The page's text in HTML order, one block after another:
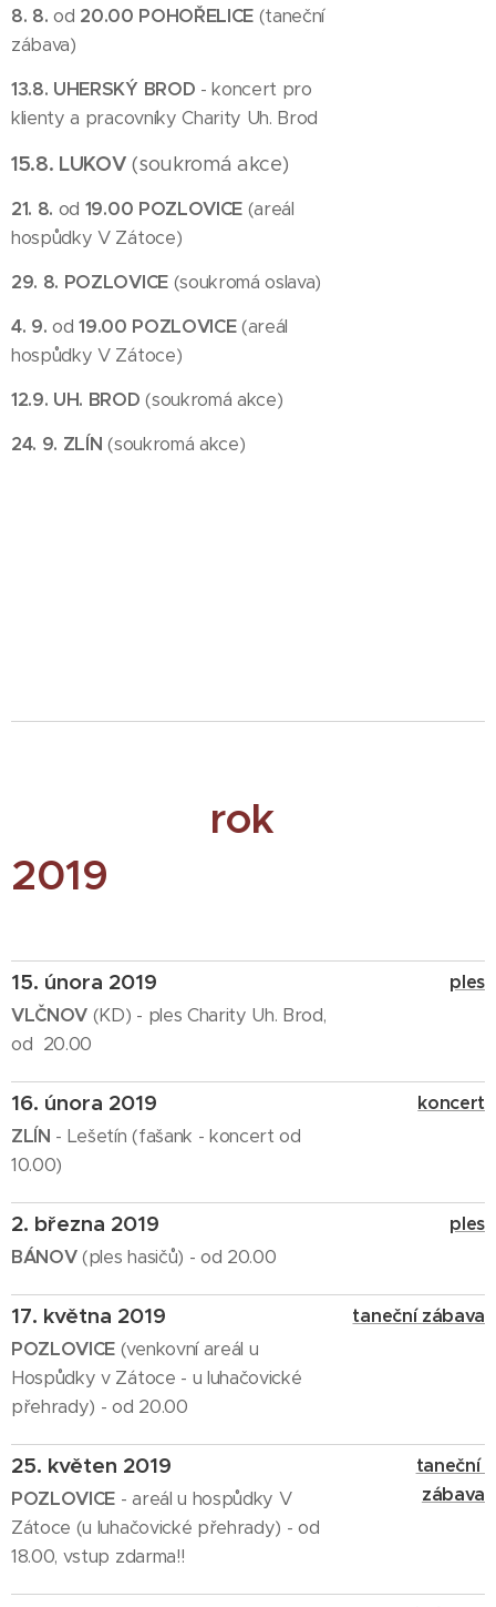
8. 8.od 20.00 POHOŘELICE (taneční
zábava)
13.8. UHERSKÝ BROD - koncert pro
klienty a pracovníky Charity Uh. Brod
15.8. LUKOV (soukromá akce)
21. 8. od 19.00 POZLOVICE (areál
hospůdky V Zátoce)
29. 8. POZLOVICE (soukromá oslava)
4. 9.od 19.00 POZLOVICE(areál
hospůdky V Zátoce)
12.9. UH. BROD (soukromá akce)
24. 9. ZLÍN (soukromá akce)
rok
2019
15. února 2019
VLČNOV (KD) - ples Charity Uh. Brod,
od 20.00
ples
16. února 2019
ZLÍN - Lešetín (fašank - koncert od
10.00)
koncert
2. března 2019
BÁNOV(ples hasičů) - od 20.00
ples
17. května 2019
POZLOVICE (venkovní areál u
Hospůdky v Zátoce - u luhačovické
přehrady) - od 20.00
taneční zábava
25. květen 2019
POZLOVICE - areál u hospůdky V
Zátoce (u luhačovické přehrady) - od
18.00, vstup zdarma!!
taneční
zábava